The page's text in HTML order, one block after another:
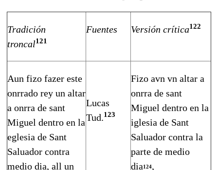
Tradición
troncal121
Fuentes Versión crítica122
Aun fizo fazer este
onrrado rey un altar
a onrra de sant
Miguel dentro en la
eglesia de Sant
Saluador contra
medio dia, all un
Lucas
Tud.123
Fizo avn vn altar a
onrra de sant
Miguel dentro en la
iglesia de Sant
Saluador contra la
parte de medio
dia124,